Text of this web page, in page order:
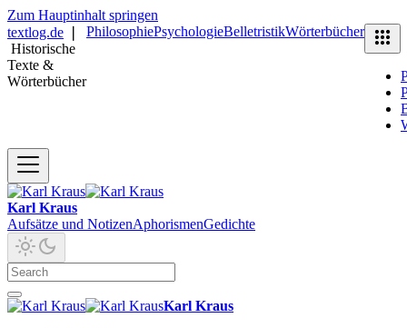
Zum Hauptinhalt springen
textlog.de
Historische
Texte &
Wörterbücher
PhilosophiePsychologieBelletristikWörterbücher
Karl Kraus
Aufsätze und NotizenAphorismenGedichte
Karl Kraus